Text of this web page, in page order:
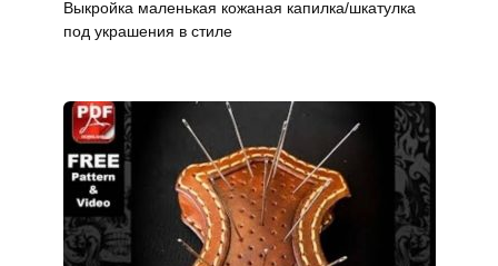
Выкройка маленькая кожаная капилка/шкатулка
под украшения в стиле